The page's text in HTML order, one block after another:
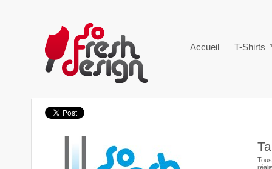
Accueil T-Shirts